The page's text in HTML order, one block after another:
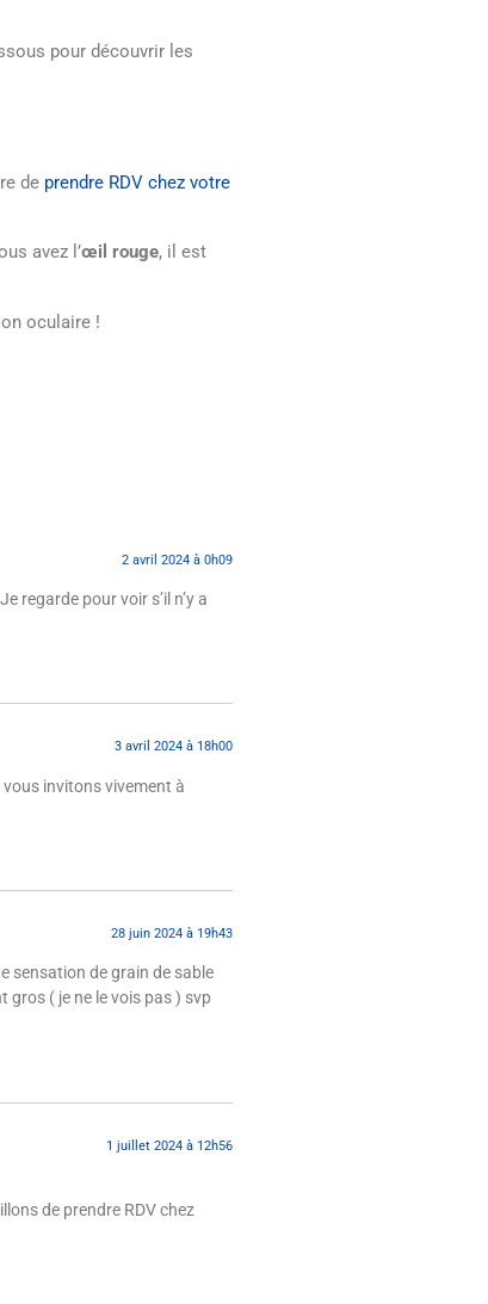
pour découvrir les
de prendre RDV chez votre
avez l’œil rouge, il est
oculaire !
2 avril 2024 à 0h09
regarde pour voir s’il n’y a
3 avril 2024 à 18h00
invitons vivement à
28 juin 2024 à 19h43
sensation de grain de sable
gros ( je ne le vois pas ) svp
1 juillet 2024 à 12h56
de prendre RDV chez